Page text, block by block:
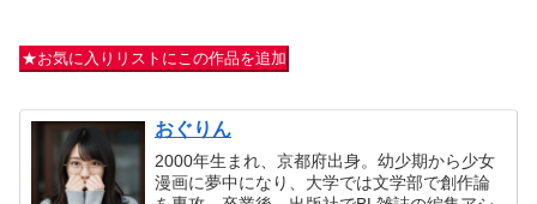
★お気に入りリストにこの作品を追加
おぐりん
2000年生まれ、京都府出身。幼少期から少女
漫画に夢中になり、大学では文学部で創作論